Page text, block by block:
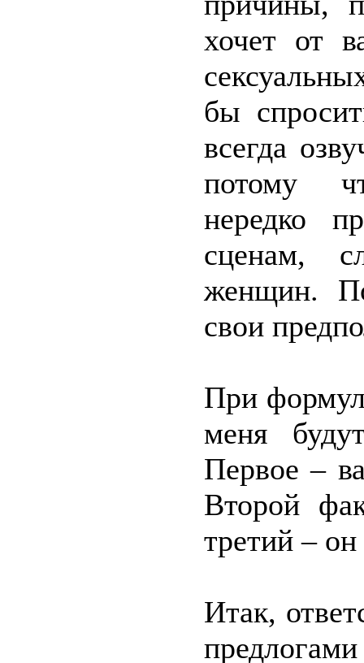
хочет от
бы
всегда
потому
нередко
сценам,
женщин.
свои
При
меня
Первое –
Второй
третий –
Итак,